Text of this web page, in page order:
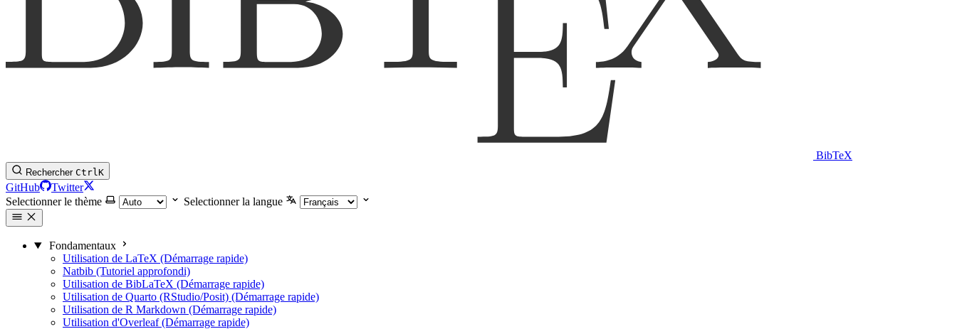
BibTeX
Rechercher CtrlK
GitHub
Twitter
Selectionner le thème
Selectionner la langue
Fondamentaux
Utilisation de LaTeX (Démarrage rapide)
Natbib (Tutoriel approfondi)
Utilisation de BibLaTeX (Démarrage rapide)
Utilisation de Quarto (RStudio/Posit) (Démarrage rapide)
Utilisation de R Markdown (Démarrage rapide)
Utilisation d'Overleaf (Démarrage rapide)